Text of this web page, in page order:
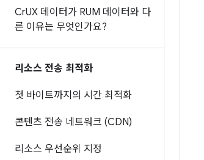
CrUX 데이터가 RUM 데이터와 다
른 이유는 무엇인가요?
리소스 전송 최적화
첫 바이트까지의 시간 최적화
콘텐츠 전송 네트워크 (CDN)
리소스 우선순위 지정